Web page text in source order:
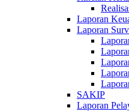
Laporan
Laporan
SAKIP
Laporan